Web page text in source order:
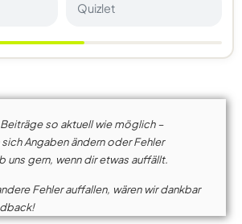
Quizlet
Beiträge so aktuell wie möglich –
Angaben ändern oder Fehler
uns gern, wenn dir etwas auffällt.
Fehler auffallen, wären wir dankbar